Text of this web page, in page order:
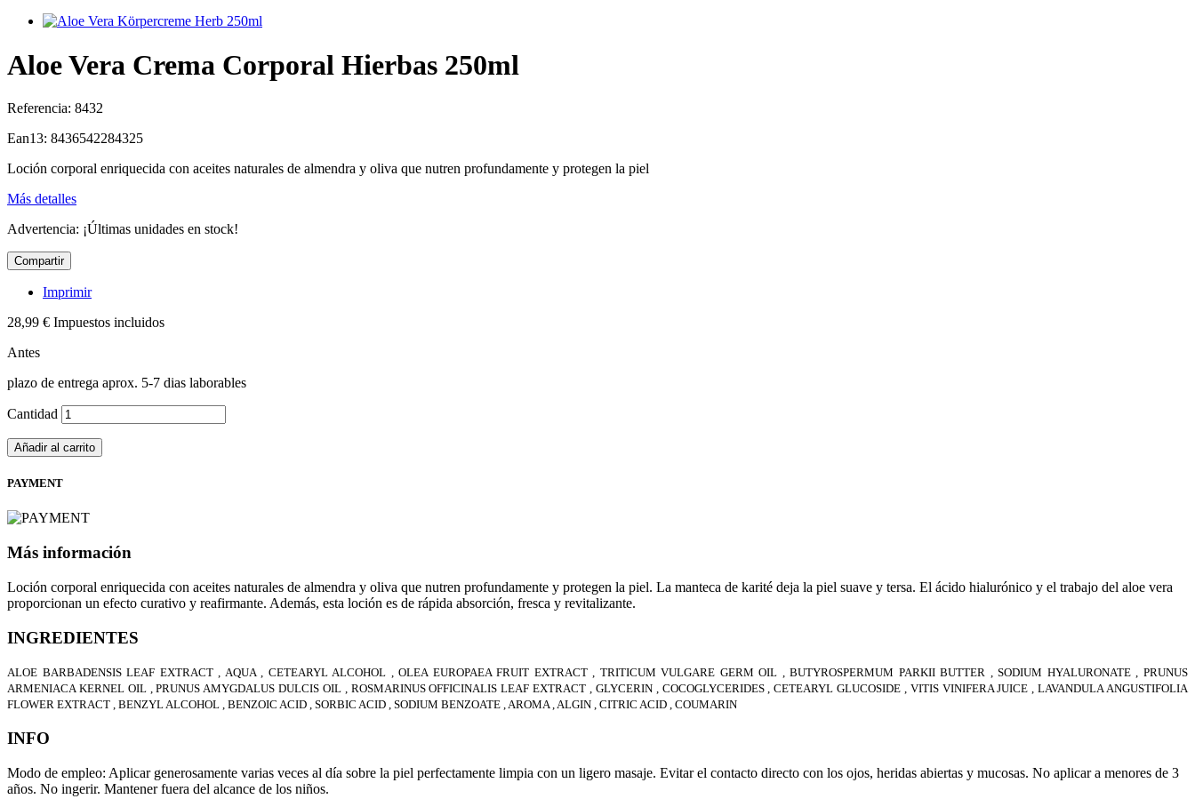
Aloe Vera Crema Corporal Hierbas 250ml
Referencia: 8432
Ean13: 8436542284325
Loción corporal enriquecida con aceites naturales de almendra y oliva que nutren profundamente y protegen la piel
Más detalles
Advertencia: ¡Últimas unidades en stock!
Compartir
Imprimir
28,99 € Impuestos incluidos
Antes
plazo de entrega aprox. 5-7 dias laborables
Cantidad
Añadir al carrito
PAYMENT
Más información
Loción corporal enriquecida con aceites naturales de almendra y oliva que nutren profundamente y protegen la piel. La manteca de karité deja la piel suave y tersa. El ácido hialurónico y el trabajo del aloe vera
proporcionan un efecto curativo y reafirmante. Además, esta loción es de rápida absorción, fresca y revitalizante.
INGREDIENTES
ALOE BARBADENSIS LEAF EXTRACT , AQUA , CETEARYL ALCOHOL , OLEA EUROPAEA FRUIT EXTRACT , TRITICUM VULGARE GERM OIL , BUTYROSPERMUM PARKII BUTTER , SODIUM HYALURONATE , PRUNUS
ARMENIACA KERNEL OIL , PRUNUS AMYGDALUS DULCIS OIL , ROSMARINUS OFFICINALIS LEAF EXTRACT , GLYCERIN , COCOGLYCERIDES , CETEARYL GLUCOSIDE , VITIS VINIFERA JUICE , LAVANDULA ANGUSTIFOLIA
FLOWER EXTRACT , BENZYL ALCOHOL , BENZOIC ACID , SORBIC ACID , SODIUM BENZOATE , AROMA , ALGIN , CITRIC ACID , COUMARIN
INFO
Modo de empleo: Aplicar generosamente varias veces al día sobre la piel perfectamente limpia con un ligero masaje. Evitar el contacto directo con los ojos, heridas abiertas y mucosas. No aplicar a menores de 3
años. No ingerir. Mantener fuera del alcance de los niños.